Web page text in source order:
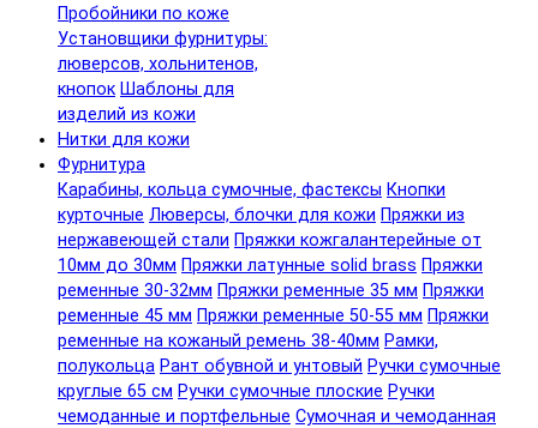
Пробойники по коже
Установщики фурнитуры:
люверсов, хольнитенов,
кнопок Шаблоны для
изделий из кожи
Нитки для кожи
Фурнитура
Карабины, кольца сумочные, фастексы Кнопки
курточные Люверсы, блочки для кожи Пряжки из
нержавеющей стали Пряжки кожгалантерейные от
10мм до 30мм Пряжки латунные solid brass Пряжки
ременные 30-32мм Пряжки ременные 35 мм Пряжки
ременные 45 мм Пряжки ременные 50-55 мм Пряжки
ременные на кожаный ремень 38-40мм Рамки,
полукольца Рант обувной и унтовый Ручки сумочные
круглые 65 см Ручки сумочные плоские Ручки
чемоданные и портфельные Сумочная и чемоданная